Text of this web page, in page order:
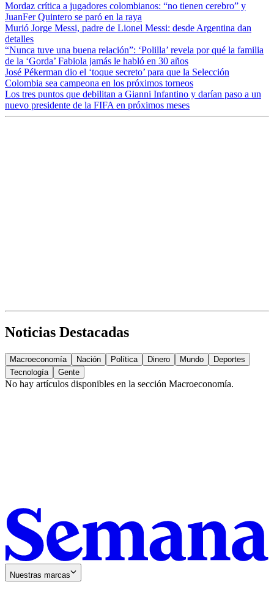
Mordaz crítica a jugadores colombianos: “no tienen cerebro” y
JuanFer Quintero se paró en la raya
Murió Jorge Messi, padre de Lionel Messi: desde Argentina dan
detalles
“Nunca tuve una buena relación”: ‘Polilla’ revela por qué la familia
de la ‘Gorda’ Fabiola jamás le habló en 30 años
José Pékerman dio el ‘toque secreto’ para que la Selección
Colombia sea campeona en los próximos torneos
Los tres puntos que debilitan a Gianni Infantino y darían paso a un
nuevo presidente de la FIFA en próximos meses
Noticias Destacadas
Macroeconomía Nación Política Dinero Mundo
Deportes
Tecnología
Gente
No hay artículos disponibles en la sección Macroeconomía.
Nuestras marcas